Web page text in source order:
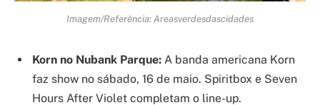
Imagem/Referência: Areasverdesdascidades
Korn no Nubank Parque: A banda americana Korn
faz show no sábado, 16 de maio. Spiritbox e Seven
Hours After Violet completam o line-up.